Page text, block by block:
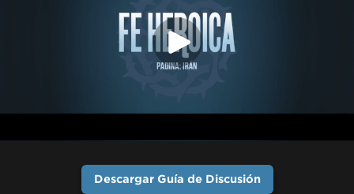
Descargar Guía de Discusión